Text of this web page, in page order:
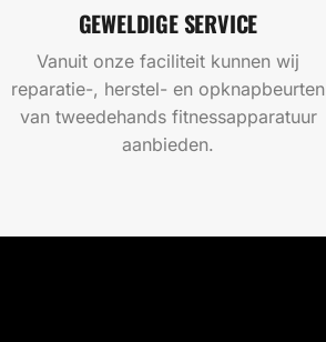
GEWELDIGE SERVICE
Vanuit onze faciliteit kunnen wij
reparatie-, herstel- en opknapbeurten
van tweedehands fitnessapparatuur
aanbieden.